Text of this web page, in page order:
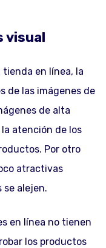
visual
en línea, la
de las imágenes de
de alta
atención de los
Por otro
atractivas
se alejen.
en línea no tienen
los productos